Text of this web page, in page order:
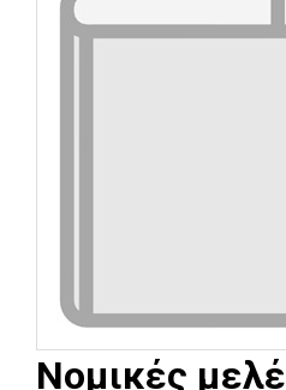
Νομικές